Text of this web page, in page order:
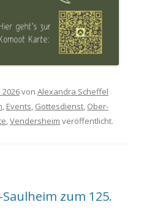
2026von Alexandra Scheffel
, Events, Gottesdienst, Ober-
,Vendersheim veröffentlicht.
zum 125.